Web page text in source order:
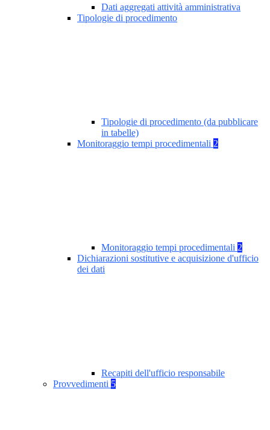
Dati aggregati attività amministrativa
Tipologie di procedimento
Tipologie di procedimento (da pubblicare
in tabelle)
Monitoraggio tempi procedimentali 2
Monitoraggio tempi procedimentali 2
Dichiarazioni sostitutive e acquisizione d'ufficio
dei dati
Recapiti dell'ufficio responsabile
Provvedimenti 5